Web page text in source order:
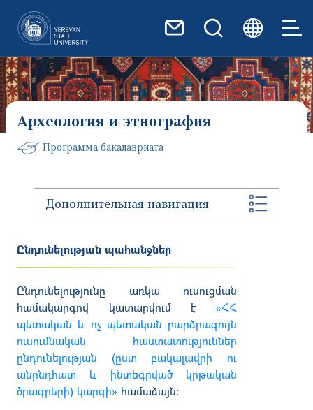
Археология и этнография
Программа бакалавриата
Дополнительная навигация
Ընդունելության պահանջներ
Ընդունելությունը առկա ուսուցման
համակարգով կատարվում է «ՀՀ
պետական և ոչ պետական բարձրագույն
ուսումնական հաստատություններ
ընդունելության (ըստ բակալավրի ու
անընդհատ և ինտեգրված կրթական
ծրագրերի) կարգի» համաձայն: